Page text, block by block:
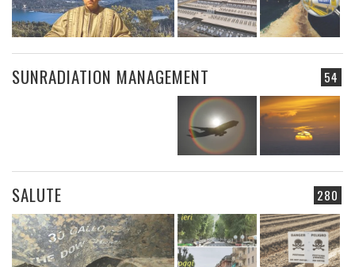
54
SUNRADIATION MANAGEMENT
280
SALUTE